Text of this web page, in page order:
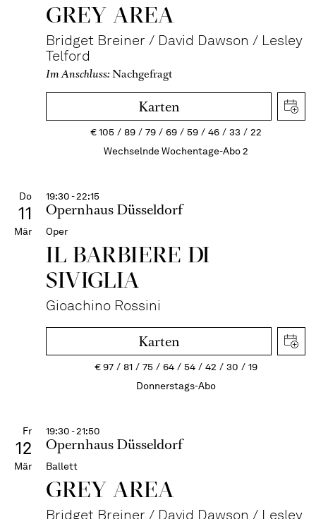
GREY AREA
Bridget Breiner / David Dawson / Lesley
Telford
Im Anschluss:Nachgefragt
Karten
€105 89 79 69 59 46 33
22
Wechselnde Wochentage-Abo 2
Do
11
Mär
19:30 - 22:15
Opernhaus Düsseldorf
Oper
IL BARBIERE DI
SIVIGLIA
Gioachino Rossini
Karten
€97 81 75 64 54 42 30
19
Donnerstags-Abo
Fr
12
Mär
19:30 - 21:50
Opernhaus Düsseldorf
Ballett
GREY AREA
Bridget Breiner / David Dawson / Lesley